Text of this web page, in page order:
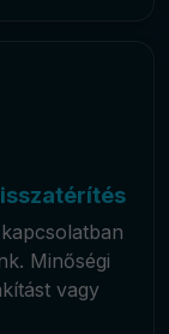
Minőségi
vagy